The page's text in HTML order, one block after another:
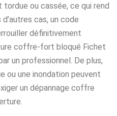
tordue ou cassée, ce qui rend
cas, un code
définitivement
coffre-fort bloqué Fichet
un professionnel. De plus,
ou une inondation peuvent
un dépannage coffre